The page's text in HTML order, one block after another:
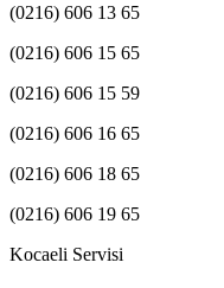
(0216) 606 13 65
(0216) 606 15 65
(0216) 606 15 59
(0216) 606 16 65
(0216) 606 18 65
(0216) 606 19 65
Kocaeli Servisi